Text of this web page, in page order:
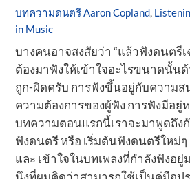
บทความดนตรีAaron Copland,
in Music
บางคนอาจสงสัยว่า “แล้วฟังดนตรี
ต้องมาฟังให้เข้าใจอะไรขนาดนั้น
ถูก-ผิดครับ การฟังขึ้นอยู่กับความส
ความต้องการของผู้ฟัง การฟังมีอยู่
บทความตอนแรกนี้เราจะมาพูดถึง
ฟังดนตรี หรือ เริ่มต้นฟังดนตรีใหม่
และ เข้าใจในบทเพลงที่กำลังฟังอ